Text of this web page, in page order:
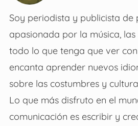
Soy periodista y publicista de
apasionada por la música, las
todo lo que tenga que ver
encanta aprender nuevos
sobre las costumbres y
Lo que más disfruto en el
comunicación es escribir y